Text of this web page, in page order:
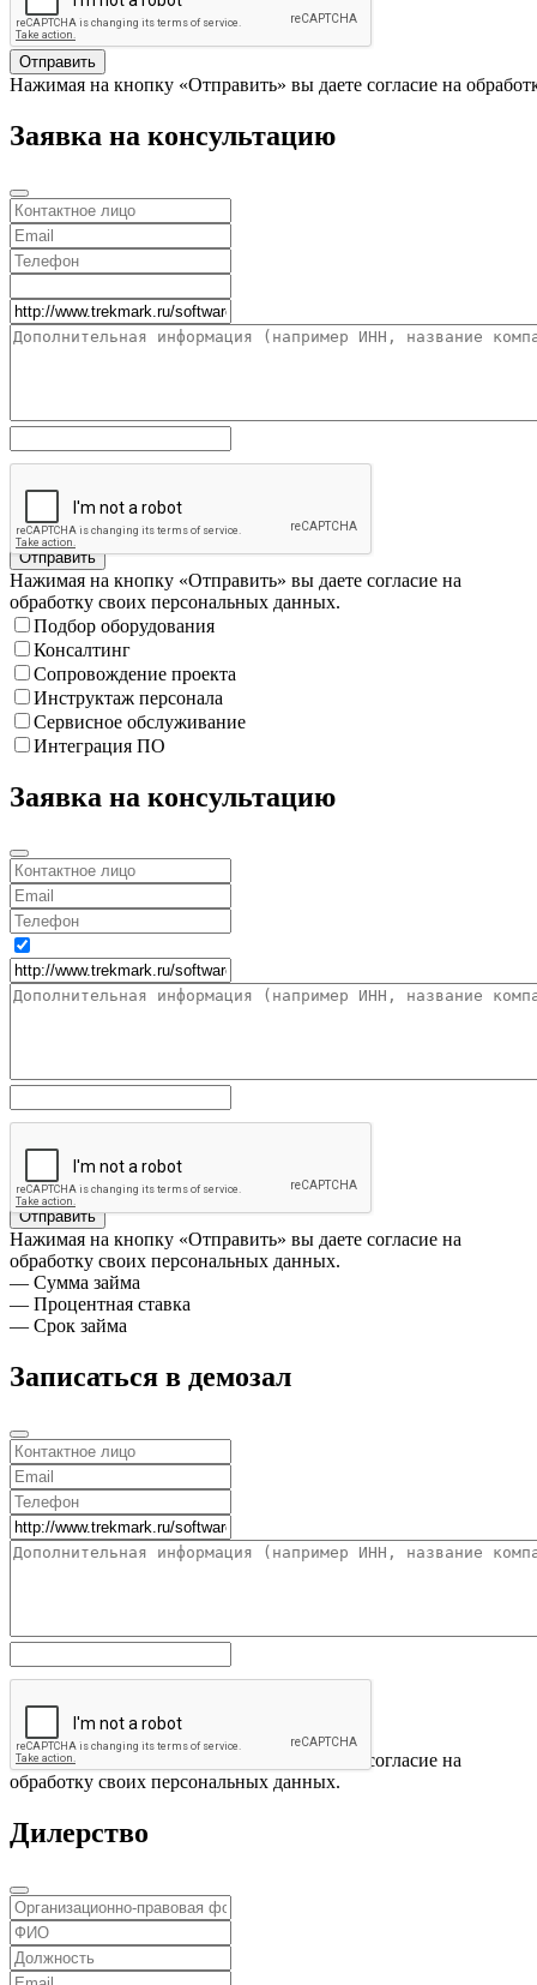
Отправить
Нажимая на кнопку «Отправить» вы даете согласие на
Заявка на консультацию
Отправить
Нажимая на кнопку «Отправить» вы даете согласие на
обработку своих персональных данных.
Подбор оборудования
Консалтинг
Сопровождение проекта
Инструктаж персонала
Сервисное обслуживание
Интеграция ПО
Заявка на консультацию
Отправить
Нажимая на кнопку «Отправить» вы даете согласие на
обработку своих персональных данных.
— Сумма займа
— Процентная ставка
— Срок займа
Записаться в демозал
Отправить
Нажимая на кнопку «Отправить» вы даете согласие на
обработку своих персональных данных.
Дилерство